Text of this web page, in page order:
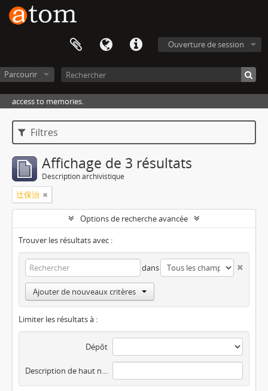
Ouverture de session
Parcourir
access to memories.
Filtres
Affichage de 3 résultats
Description archivistique
辻保治
Options de recherche avancée
Trouver les résultats avec :
dans
Ajouter de nouveaux critères
Limiter les résultats à :
Dépôt
Description de haut niveau